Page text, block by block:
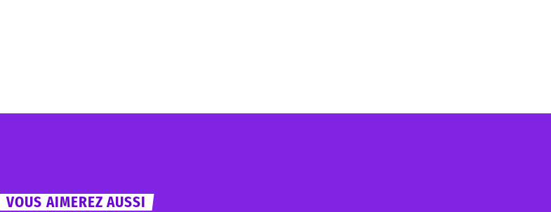
VOUS AIMEREZ AUSSI